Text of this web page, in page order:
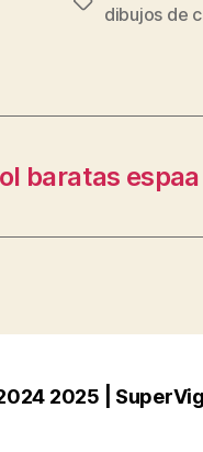
dibujos de
baratas espaa
2025 |